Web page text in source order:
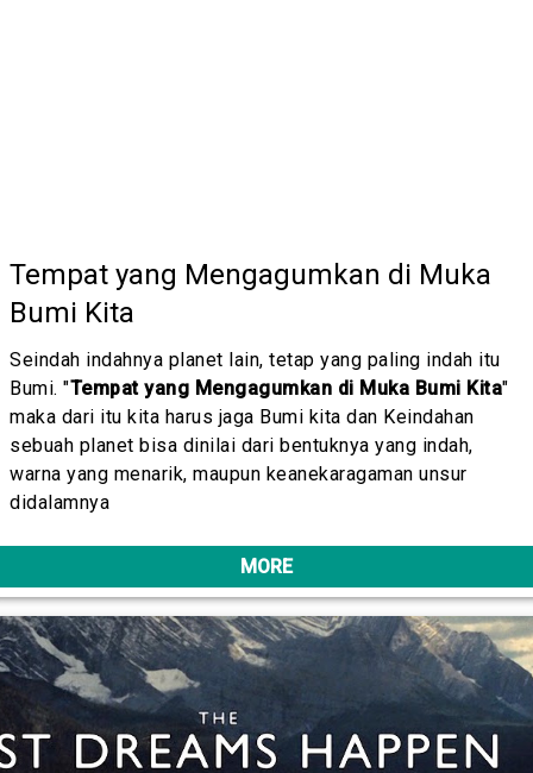
Tempat yang Mengagumkan di Muka
Bumi Kita
Seindah indahnya planet lain, tetap yang paling indah itu
Bumi. "Tempat yang Mengagumkan di Muka Bumi Kita"
maka dari itu kita harus jaga Bumi kita dan Keindahan
sebuah planet bisa dinilai dari bentuknya yang indah,
warna yang menarik, maupun keanekaragaman unsur
didalamnya
MORE